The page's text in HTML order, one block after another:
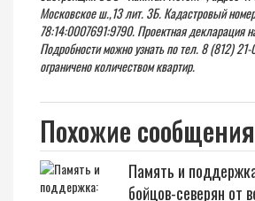
Московское ш.,13 лит. 3Б. Кадастровый
78:14:0007691:9790. Проектная декларация
Подробности можно узнать по тел. 8 (812)
ограничено количеством квартир.
Похожие сообщения
Память и
бойцов-северян от